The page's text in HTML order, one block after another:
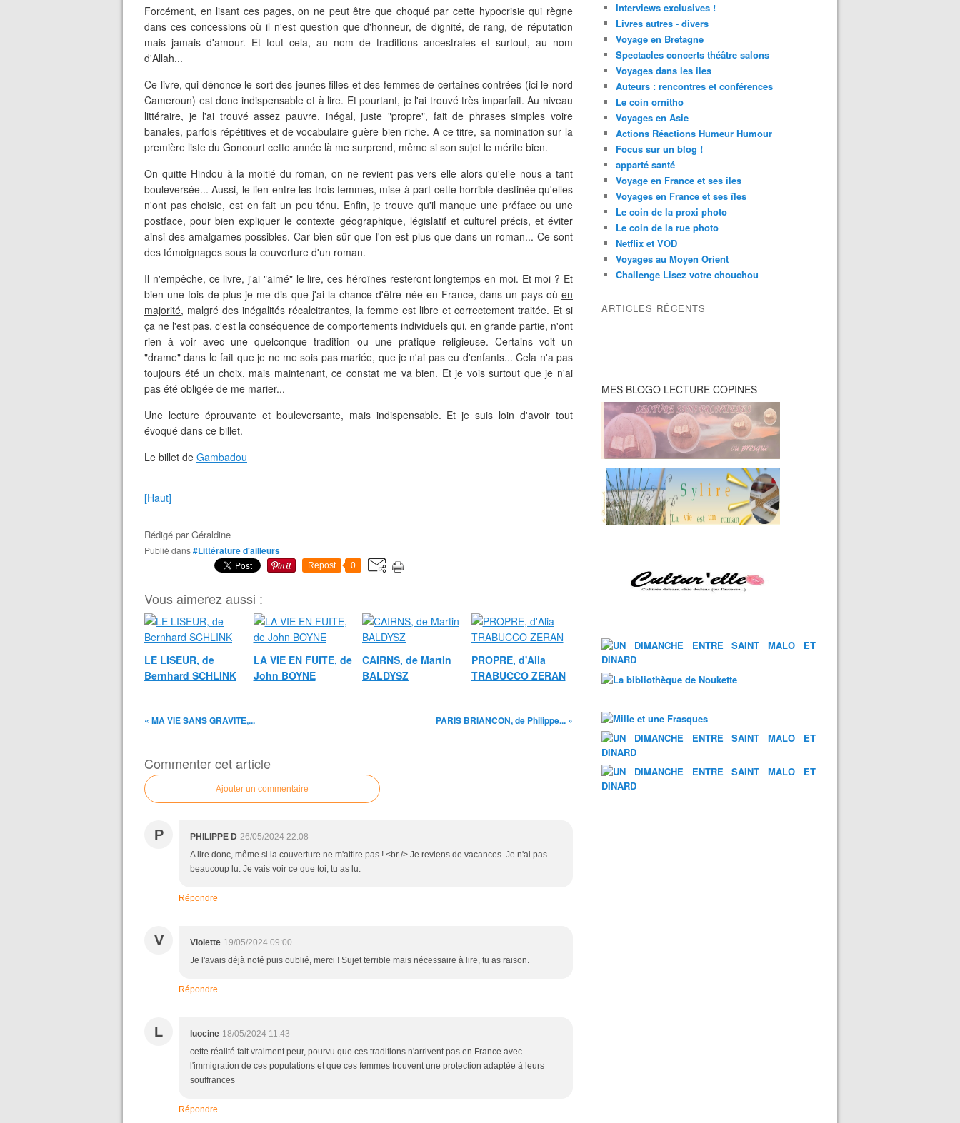
Forcément, en lisant ces pages, on ne peut être que choqué par cette hypocrisie qui règne
dans ces concessions où il n'est question que d'honneur, de dignité, de rang, de réputation
mais jamais d'amour. Et tout cela, au nom de traditions ancestrales et surtout, au nom
d'Allah...
Ce livre, qui dénonce le sort des jeunes filles et des femmes de certaines contrées (ici le nord
Cameroun) est donc indispensable et à lire. Et pourtant, je l'ai trouvé très imparfait. Au niveau
littéraire, je l'ai trouvé assez pauvre, inégal, juste "propre", fait de phrases simples voire
banales, parfois répétitives et de vocabulaire guère bien riche. A ce titre, sa nomination sur la
première liste du Goncourt cette année là me surprend, même si son sujet le mérite bien.
On quitte Hindou à la moitié du roman, on ne revient pas vers elle alors qu'elle nous a tant
bouleversée... Aussi, le lien entre les trois femmes, mise à part cette horrible destinée qu'elles
n'ont pas choisie, est en fait un peu ténu. Enfin, je trouve qu'il manque une préface ou une
postface, pour bien expliquer le contexte géographique, législatif et culturel précis, et éviter
ainsi des amalgames possibles. Car bien sûr que l'on est plus que dans un roman... Ce sont
des témoignages sous la couverture d'un roman.
Il n'empêche, ce livre, j'ai "aimé" le lire, ces héroïnes resteront longtemps en moi. Et moi ? Et
bien une fois de plus je me dis que j'ai la chance d'être née en France, dans un pays où en
majorité, malgré des inégalités récalcitrantes, la femme est libre et correctement traitée. Et si
ça ne l'est pas, c'est la conséquence de comportements individuels qui, en grande partie, n'ont
rien à voir avec une quelconque tradition ou une pratique religieuse. Certains voit un
"drame" dans le fait que je ne me sois pas mariée, que je n'ai pas eu d'enfants... Cela n'a pas
toujours été un choix, mais maintenant, ce constat me va bien. Et je vois surtout que je n'ai
pas été obligée de me marier...
Une lecture éprouvante et bouleversante, mais indispensable. Et je suis loin d'avoir tout
évoqué dans ce billet.
Le billet de Gambadou
[Haut]
Rédigé parGéraldine
Publié dans#Littérature d'ailleurs
Repost 0
Vous aimerez aussi :
LE LISEUR, de
Bernhard SCHLINK
LA VIE EN FUITE, de
John BOYNE
CAIRNS, de Martin
BALDYSZ
PROPRE, d'Alia
TRABUCCO ZERAN
« MA VIE SANS GRAVITE,... PARIS BRIANCON, de Philippe... »
Commenter cet article
Ajouter un commentaire
P PHILIPPE D 26/05/2024 22:08
A lire donc, même si la couverture ne m'attire pas ! <br /> Je reviens de vacances. Je n'ai pas
beaucoup lu. Je vais voir ce que toi, tu as lu.
Répondre
V Violette 19/05/2024 09:00
Je l'avais déjà noté puis oublié, merci ! Sujet terrible mais nécessaire à lire, tu as raison.
Répondre
L luocine 18/05/2024 11:43
cette réalité fait vraiment peur, pourvu que ces traditions n'arrivent pas en France avec
l'immigration de ces populations et que ces femmes trouvent une protection adaptée à leurs
souffrances
Répondre
Interviews exclusives !
Livres autres - divers
Voyage en Bretagne
Spectacles concerts théâtre salons
Voyages dans les iles
Auteurs : rencontres et conférences
Le coin ornitho
Voyages en Asie
Actions Réactions Humeur Humour
Focus sur un blog !
apparté santé
Voyage en France et ses iles
Voyages en France et ses îles
Le coin de la proxi photo
Le coin de la rue photo
Netflix et VOD
Voyages au Moyen Orient
Challenge Lisez votre chouchou
ARTICLES RÉCENTS
MES BLOGO LECTURE COPINES